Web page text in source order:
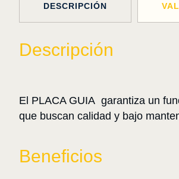
DESCRIPCIÓN
Descripción
El PLACA GUIA garantiza un
que buscan calidad y bajo
Beneficios